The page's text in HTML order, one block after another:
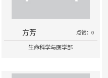
方芳 点赞：0
生命科学与医学部